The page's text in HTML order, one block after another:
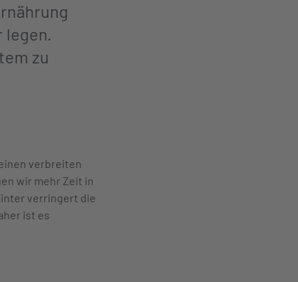
legen.
zu
verbreiten
wir mehr Zeit in
verringert die
ist es